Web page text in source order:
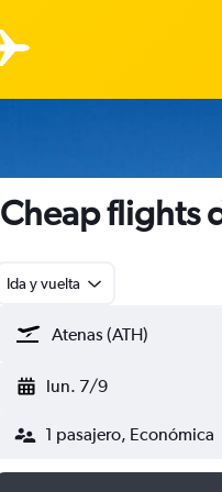
Cheap flights
Ida y vuelta
lun. 7/9
1 pasajero, Económica